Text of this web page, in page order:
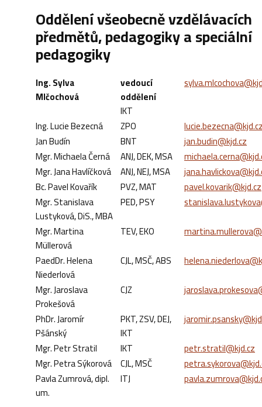
Oddělení všeobecně vzdělávacích
předmětů, pedagogiky a speciální
pedagogiky
Ing. Sylva
Mlčochová
vedoucí
oddělení
IKT
Ing. Lucie Bezecná ZPO
Jan Budín
BNT
jan.budin@kjd.cz
Mgr. Michaela Černá
ANJ, DEK, MSA
Mgr. Jana Havlíčková ANJ, NEJ, MSA
Bc. Pavel Kovařík
PVZ, MAT
pavel.kovarik@kjd.cz
Mgr. Stanislava
Lustyková, DiS., MBA
PED, PSY
Mgr. Martina
Müllerová
TEV, EKO
PaedDr. Helena
Niederlová
CJL, MSČ, ABS
Mgr. Jaroslava
Prokešová
CJZ
PhDr. Jaromír
Pšánský
PKT, ZSV, DEJ,
IKT
Mgr. Petr Stratil
IKT
petr.stratil@kjd.cz
Mgr. Petra Sýkorová CJL, MSČ
Pavla Zumrová, dipl.
um.
ITJ